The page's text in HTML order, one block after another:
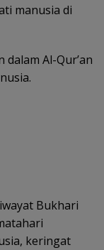
manusia di
Al-Qur’an
keringat